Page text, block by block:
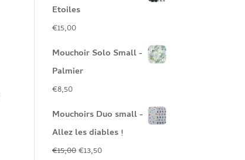
Etoiles
€15,00
Mouchoir Solo Small -
Palmier
€8,50
Mouchoirs Duo small -
Allez les diables !
€15,00Le
€13,50Le